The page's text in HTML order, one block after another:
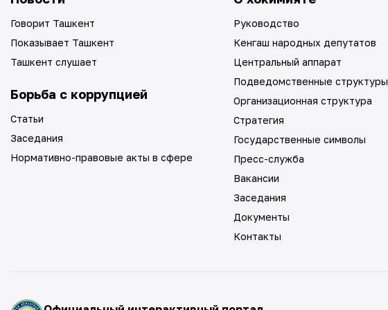
Говорит Ташкент
Показывает Ташкент
Ташкент слушает
Борьба с коррупцией
Статьи
Заседания
Нормативно-правовые акты в сфере
Руководство
Кенгаш народных депутатов
Центральный аппарат
Подведомственные структуры
Организационная структура
Стратегия
Государственные символы
Пресс-служба
Вакансии
Заседания
Документы
Контакты